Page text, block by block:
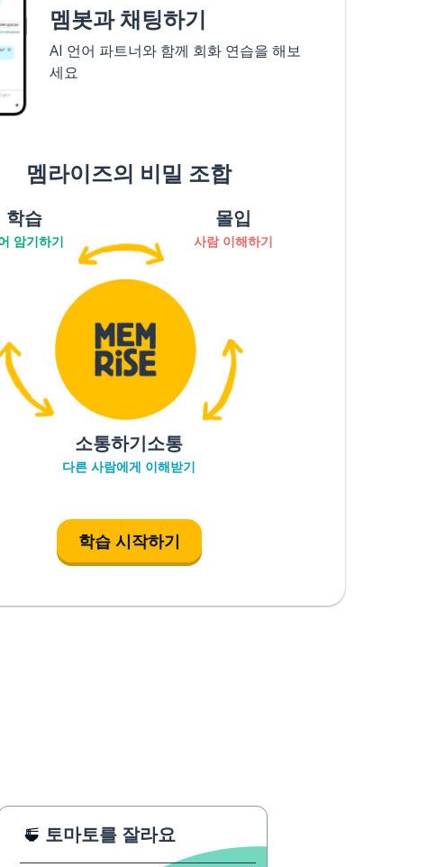
멤봇과 채팅하기
AI 언어 파트너와 함께 회화 연습을 해보
세요
멤라이즈의 비밀 조합
학습
암기하기
몰입
사람 이해하기
소통하기소통
다른 사람에게 이해받기
학습 시작하기
토마토를 잘라요